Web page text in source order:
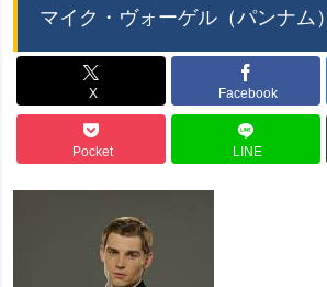
マイク・ヴォーゲル（パンナム）
X Facebook
Pocket LINE